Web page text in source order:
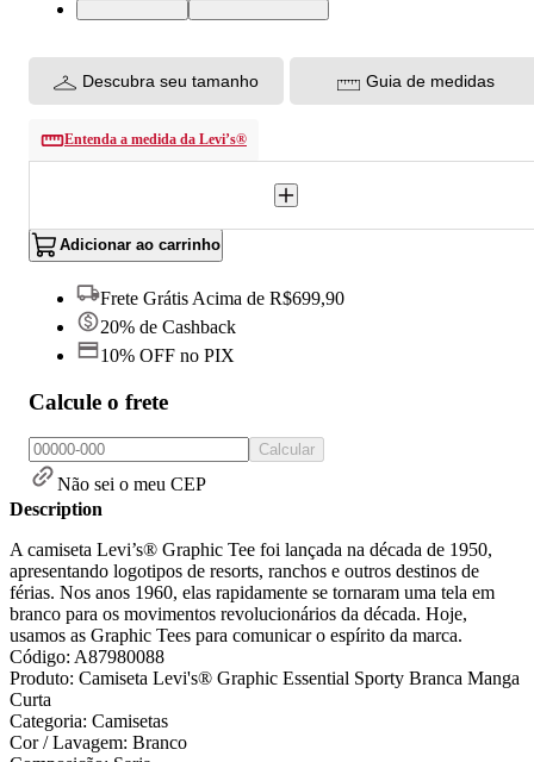
L USA | G BRXL USA | GG BR
Descubra seu tamanho Guia de medidas
Entenda a medida da Levi’s®
Adicionar ao carrinho
Frete Grátis Acima de R$699,90
20% de Cashback
10% OFF no PIX
Calcule o frete
Calcular
Não sei o meu CEP
Description
A camiseta Levi’s® Graphic Tee foi lançada na década de 1950,
apresentando logotipos de resorts, ranchos e outros destinos de
férias. Nos anos 1960, elas rapidamente se tornaram uma tela em
branco para os movimentos revolucionários da década. Hoje,
usamos as Graphic Tees para comunicar o espírito da marca.
Código: A87980088
Produto: Camiseta Levi's® Graphic Essential Sporty Branca Manga
Curta
Categoria: Camisetas
Cor / Lavagem: Branco